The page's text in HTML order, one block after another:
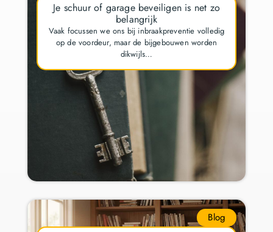
Je schuur of garage beveiligen is net zo
belangrijk
Vaak focussen we ons bij inbraakpreventie volledig
op de voordeur, maar de bijgebouwen worden
dikwijls…
Blog